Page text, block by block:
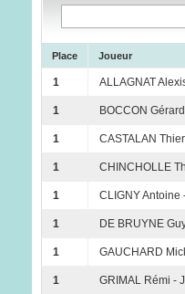
Place Joueur
1 ALLAGNAT
1 BOCCON
1 CASTALAN
1 CHINCHOLLE
1 CLIGNY Antoine
1 DE BRUYNE
1 GAUCHARD
1 GRIMAL Rémi -